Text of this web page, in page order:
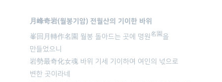
月峰奇岩(월봉기암) 전월산의 기이한 바위
峯回月轉作名園 월봉 돌아드는 곳에 명원名園을
만들었으니
岩勢最奇化女魂 바위 기세 기이하여 여인의 넋으로
변한 곳이라네